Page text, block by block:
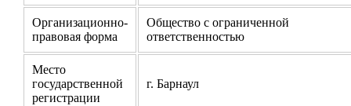
Организационно-
правовая форма
Общество с ограниченной
ответственностью
Место
государственной
регистрации
г. Барнаул